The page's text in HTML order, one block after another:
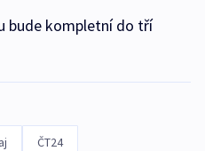
bude kompletní do tří
ČT24